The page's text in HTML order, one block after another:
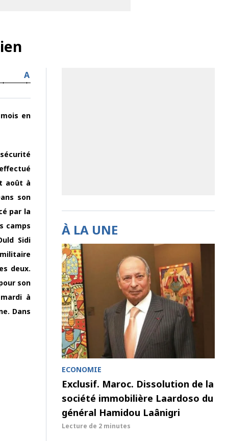
A
en
août à
son
par la
camps
Sidi
deux.
son
à
Dans
À LA UNE
ECONOMIE
Exclusif. Maroc. Dissolution de la
société immobilière Laardoso du
général Hamidou Laânigri
Lecture de 2 minutes